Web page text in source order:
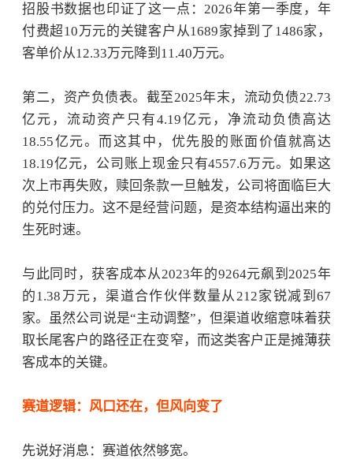
招股书数据也印证了这一点： 2026年第一季度，年
付费超10万元的关键客户从1689家掉到了1486家，
客单价从12.33万元降到11.40万元。
第二，资产负债表。 截至2025年末，流动负债22.73
亿元， 流动资产 只有4.19亿元，净流动负债高达
18.55亿元。而这其中，优先股的账面价值就高达
18.19亿元，公司账上现金只有4557.6万元。如果这
次上市再失败，赎回条款一旦触发，公司将面临巨大
的兑付压力。这不是经营问题，是资本结构逼出来的
生死时速。
与此同时，获客成本从 2023年的9264元飙到2025年
的1.38万元，渠道合作伙伴数量从212家锐减到67
家。虽然公司说是“主动调整”，但渠道收缩意味着获
取长尾客户的路径正在变窄，而这类客户正是摊薄获
客成本的关键。
赛道逻辑：风口还在，但风向变了
先说好消息：赛道依然够宽。